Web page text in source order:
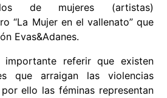
de mujeres (artistas)
“La Mujer en el vallenato” que
Evas&Adanes.
referir que existen
que arraigan las violencias
ello las féminas representan